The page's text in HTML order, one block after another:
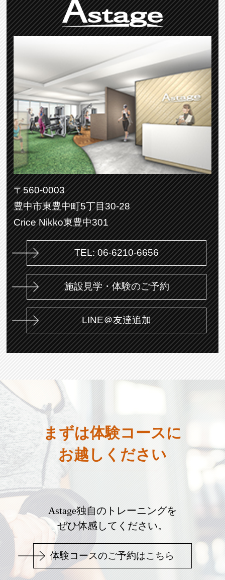
〒560-0003
豊中市東豊中町5丁目30-28
Crice Nikko東豊中301
TEL: 06-6210-6656
施設見学・体験のご予約
LINE＠友達追加
まずは体験コースに
お越しください
Astage独自のトレーニングを
ぜひ体感してください。
体験コースのご予約はこちら